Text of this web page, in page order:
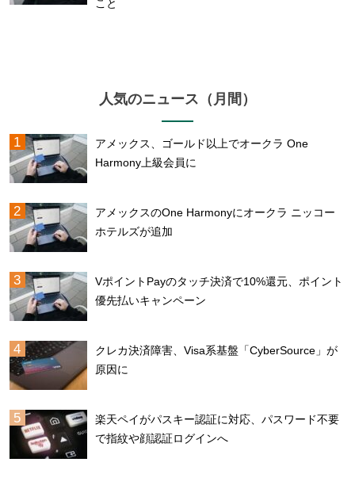
こと
人気のニュース（月間）
アメックス、ゴールド以上でオークラ One
Harmony上級会員に
アメックスのOne Harmonyにオークラ ニッコー
ホテルズが追加
VポイントPayのタッチ決済で10%還元、ポイント
優先払いキャンペーン
クレカ決済障害、Visa系基盤「CyberSource」が
原因に
楽天ペイがパスキー認証に対応、パスワード不要
で指紋や顔認証ログインへ